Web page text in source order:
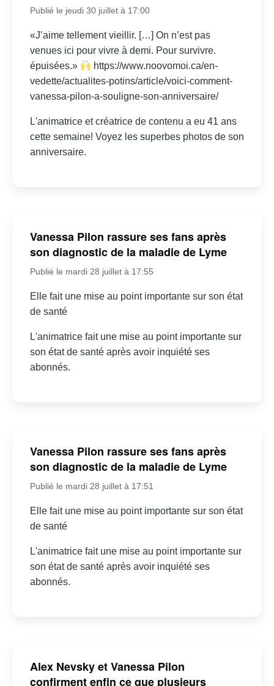
Publié le jeudi 30 juillet à 17:00
«J’aime tellement vieillir. […] On n’est pas
venues ici pour vivre à demi. Pour survivre.
épuisées.»
https://www.noovomoi.ca/en-
vedette/actualites-potins/article/voici-comment-
vanessa-pilon-a-souligne-son-anniversaire/
L'animatrice et créatrice de contenu a eu 41 ans
cette semaine! Voyez les superbes photos de son
anniversaire.
Vanessa Pilon rassure ses fans après
son diagnostic de la maladie de Lyme
Publié le mardi 28 juillet à 17:55
Elle fait une mise au point importante sur son état
de santé
L'animatrice fait une mise au point importante sur
son état de santé après avoir inquiété ses
abonnés.
Vanessa Pilon rassure ses fans après
son diagnostic de la maladie de Lyme
Publié le mardi 28 juillet à 17:51
Elle fait une mise au point importante sur son état
de santé
L'animatrice fait une mise au point importante sur
son état de santé après avoir inquiété ses
abonnés.
Alex Nevsky et Vanessa Pilon
confirment enfin ce que plusieurs